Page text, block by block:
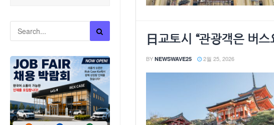
日교토시 “관광객은 버
BY NEWSWAVE25 2월 25, 2026